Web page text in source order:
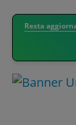
Resta